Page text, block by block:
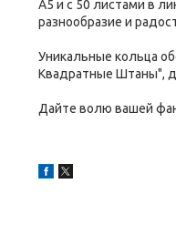
A5 и с 50 листами в
разнообразие и
Уникальные кольца
Квадратные Штаны",
Дайте волю вашей